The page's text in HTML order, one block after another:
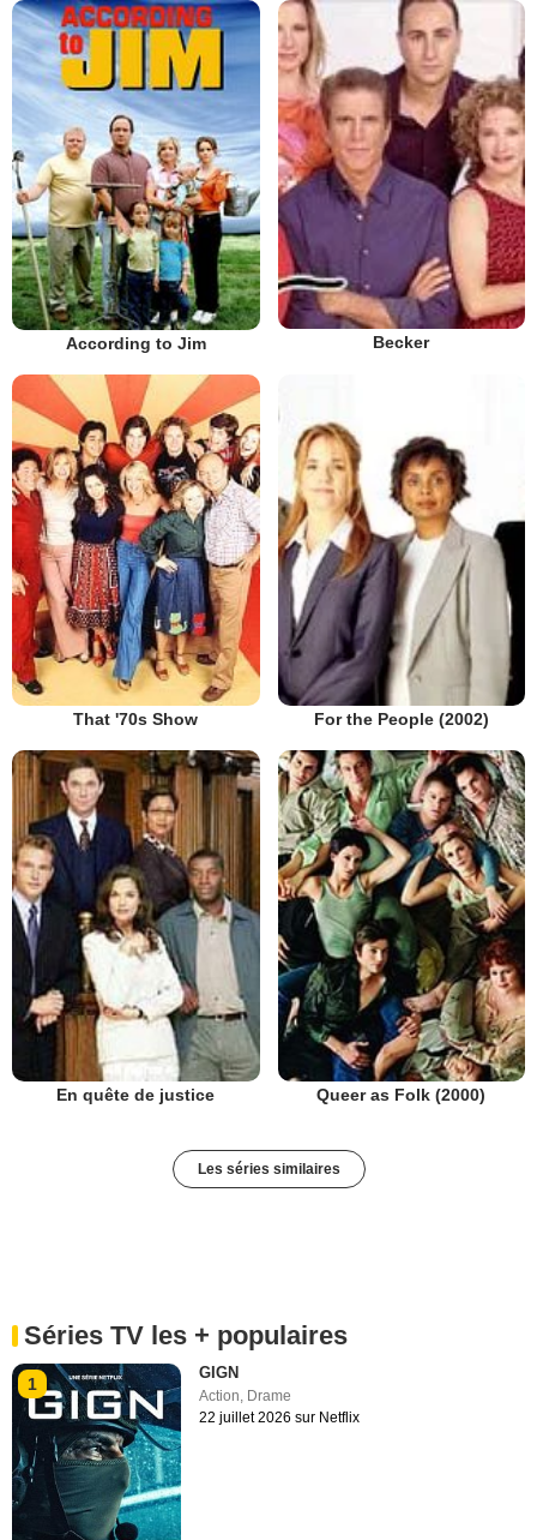
According to Jim Becker
That '70s Show For the People (2002)
En quête de justice Queer as Folk (2000)
Les séries similaires
Séries TV les + populaires
1
GIGN
Action Drame
22 juillet 2026 sur Netflix